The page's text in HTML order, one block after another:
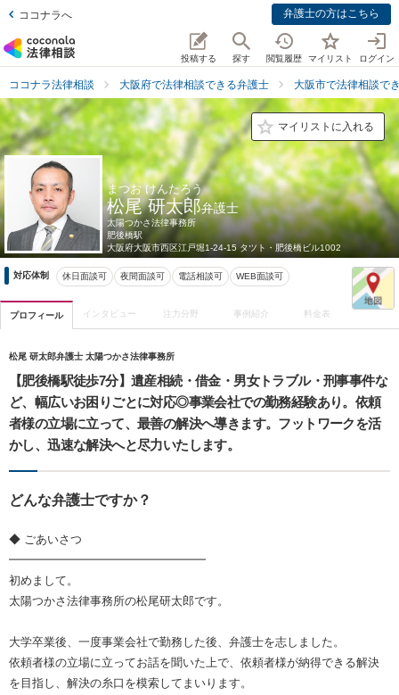
ココナラへ 弁護士の方はこちら
投稿する 探す 閲覧履歴 マイリスト ログイン
ココナラ法律相談 大阪府で法律相談できる弁護士 大阪市で法律相談で
マイリストに入れる
まつお けんたろう
松尾 研太郎弁護士
太陽つかさ法律事務所
肥後橋駅
大阪府大阪市西区江戸堀1-24-15 タツト・肥後橋ビル1002
対応体制 休日面談可 夜間面談可 電話相談可 WEB面談可
プロフィール インタビュー 注力分野 事例紹介 料金表
松尾 研太郎弁護士 太陽つかさ法律事務所
【肥後橋駅徒歩7分】遺産相続・借金・男女トラブル・刑事事件な
ど、幅広いお困りごとに対応◎事業会社での勤務経験あり。依頼
者様の立場に立って、最善の解決へ導きます。フットワークを活
かし、迅速な解決へと尽力いたします。
どんな弁護士ですか？
◆ ごあいさつ
━━━━━━━━━━━━━━━━━
初めまして。
太陽つかさ法律事務所の松尾研太郎です。
大学卒業後、一度事業会社で勤務した後、弁護士を志しました。
依頼者様の立場に立ってお話を聞いた上で、依頼者様が納得できる解決
を目指し、解決の糸口を模索してまいります。